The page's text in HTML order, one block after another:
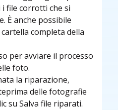
file corrotti che si
È anche possibile
completa della
per avviare il processo
foto.
la riparazione,
delle fotografie
su Salva file riparati.